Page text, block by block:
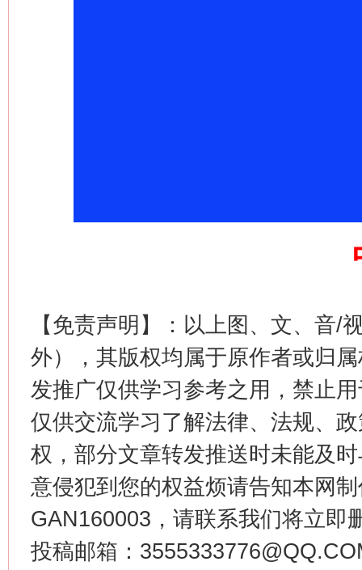
【免责声明】：以上图、文、音/
外），其版权均属于原作者或归
发推广仅供学习参考之用，禁止
仅供交流学习了解法律、法规、
权，部分文章转发推送时未能及
意侵犯到您的权益烦请告知本网
GAN160003，请联系我们将立即
投稿邮箱：
这是一记警钟！ 谢